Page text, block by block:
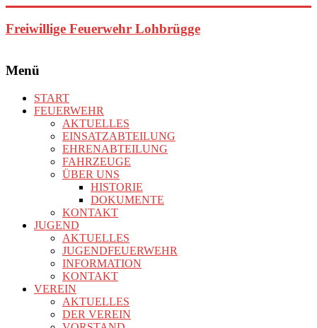
Inhalt
springen
Freiwillige Feuerwehr Lohbrügge
Menü
START
FEUERWEHR
AKTUELLES
EINSATZABTEILUNG
EHRENABTEILUNG
FAHRZEUGE
ÜBER UNS
HISTORIE
DOKUMENTE
KONTAKT
JUGEND
AKTUELLES
JUGENDFEUERWEHR
INFORMATION
KONTAKT
VEREIN
AKTUELLES
DER VEREIN